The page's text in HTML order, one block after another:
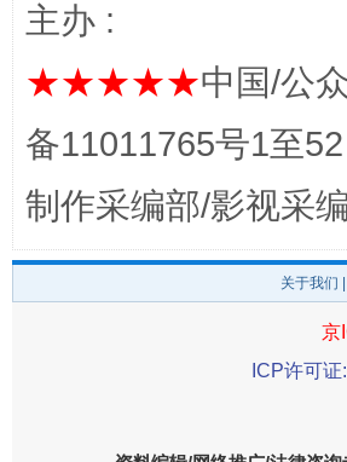
招工难、用工荒背后
主办 :
★★★★★中国/公
备11011765号1至
制作采编部/影视采
关于我们
京
ICP许可